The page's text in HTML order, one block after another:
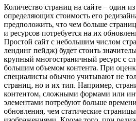
Количество страниц на сайте – один
определяющих стоимость его
предположить, что чем больше
и ресурсов потребуется на их
Простой сайт с небольшим числом
лендинг пейдж) будет стоить
крупный многостраничный ресурс с
большим объемом контента. При
специалисты обычно учитывают не
страниц, но и их тип. Например,
контентом, сложными формами или
элементами потребуют больше
обновления, чем статические